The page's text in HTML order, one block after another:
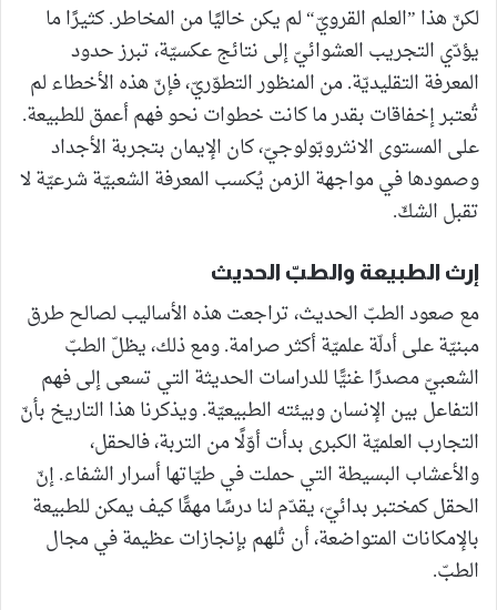
لكنّ هذا ”العلم القرويّ“ لم يكن خاليًا من المخاطر. كثيرًا ما
يؤدّي التجريب العشوائيّ إلى نتائج عكسيّة، تبرز حدود
المعرفة التقليديّة. من المنظور التطوّريّ، فإنّ هذه الأخطاء لم
تُعتبر إخفاقات بقدر ما كانت خطوات نحو فهم أعمق للطبيعة.
على المستوى الانثروبّولوجيّ، كان الإيمان بتجربة الأجداد
وصمودها في مواجهة الزمن يُكسب المعرفة الشعبيّة شرعيّة لا
تقبل الشكّ.
إرث الطبيعة والطبّ الحديث
مع صعود الطبّ الحديث، تراجعت هذه الأساليب لصالح طرق
مبنيّة على أدلّة علميّة أكثر صرامة. ومع ذلك، يظلّ الطبّ
الشعبيّ مصدرًا غنيًّا للدراسات الحديثة التي تسعى إلى فهم
التفاعل بين الإنسان وبيئته الطبيعيّة. ويذكرنا هذا التاريخ بأنّ
التجارب العلميّة الكبرى بدأت أوّلًا من التربة، فالحقل،
والأعشاب البسيطة التي حملت في طيّاتها أسرار الشفاء. إنّ
الحقل كمختبر بدائيّ، يقدّم لنا درسًا مهمًّا كيف يمكن للطبيعة
بالإمكانات المتواضعة، أن تُلهم بإنجازات عظيمة في مجال
الطبّ.